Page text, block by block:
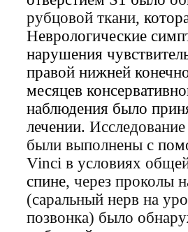
рубцовой ткани,
Неврологические
нарушения
правой нижней
месяцев
наблюдения было
лечении.Исследование
были выполнены с
Vinci в условиях
спине, через проколы
(саральный нерв на
позвонка) было